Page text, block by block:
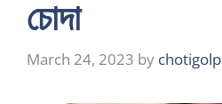
চোদা
March 24, 2023 by